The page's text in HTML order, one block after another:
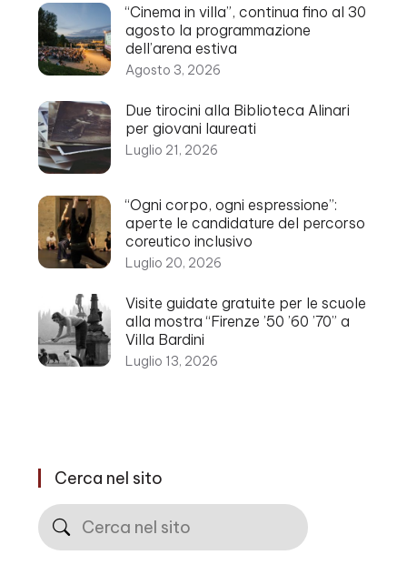
“Cinema in villa”, continua fino al 30
agosto la programmazione
dell’arena estiva
Agosto 3, 2026
Due tirocini alla Biblioteca Alinari
per giovani laureati
Luglio 21, 2026
“Ogni corpo, ogni espressione”:
aperte le candidature del percorso
coreutico inclusivo
Luglio 20, 2026
Visite guidate gratuite per le scuole
alla mostra “Firenze ’50 ’60 ’70” a
Villa Bardini
Luglio 13, 2026
Cerca nel sito
Cerca